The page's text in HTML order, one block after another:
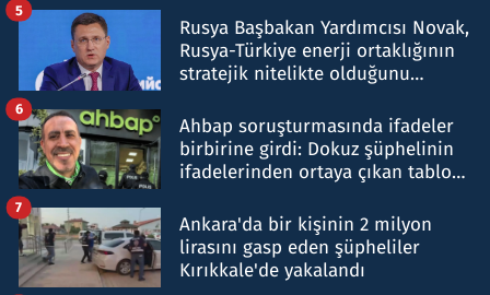
Rusya Başbakan Yardımcısı Novak,
Rusya-Türkiye enerji ortaklığının
stratejik nitelikte olduğunu
5
Ahbap soruşturmasında ifadeler
birbirine girdi: Dokuz şüphelinin
ifadelerinden ortaya çıkan tablo
6
Ankara'da bir kişinin 2 milyon
lirasını gasp eden şüpheliler
Kırıkkale'de yakalandı
7